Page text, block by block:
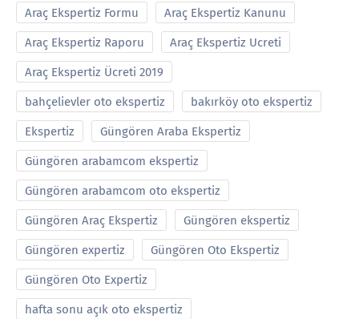
Araç Ekspertiz Formu Araç Ekspertiz Kanunu
Araç Ekspertiz Raporu Araç Ekspertiz Ucreti
Araç Ekspertiz Ücreti 2019
bahçelievler oto ekspertiz bakırköy oto ekspertiz
Ekspertiz Güngören Araba Ekspertiz
Güngören arabamcom ekspertiz
Güngören arabamcom oto ekspertiz
Güngören Araç Ekspertiz Güngören ekspertiz
Güngören expertiz Güngören Oto Ekspertiz
Güngören Oto Expertiz
hafta sonu açık oto ekspertiz